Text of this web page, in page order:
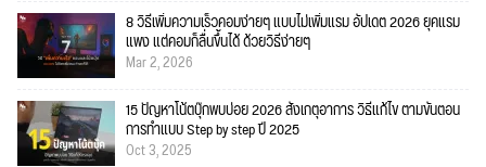
8 วิธีเพิ่มความเร็วคอมง่ายๆ แบบไม่เพิ่มแรม อัปเดต 2026 ยุคแรม
แพง แต่คอมก็ลื่นขึ้นได้ ด้วยวิธีง่ายๆ
Mar 2, 2026
15 ปัญหาโน้ตบุ๊กพบบ่อย 2026 สังเกตุอาการ วิธีแก้ไข ตามขั้นตอน
การทำแบบ Step by step ปี 2025
Oct 3, 2025